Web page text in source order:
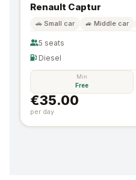
Renault Captur
🚗 Small car 🚙 Middle car
5 seats
Diesel
Min
Free
€35.00
per day